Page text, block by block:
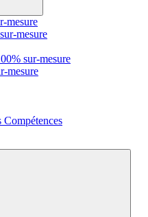
mesure
mesure
sur-mesure
mesure
Compétences